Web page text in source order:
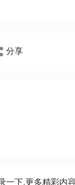
分享
一下,更多精彩内